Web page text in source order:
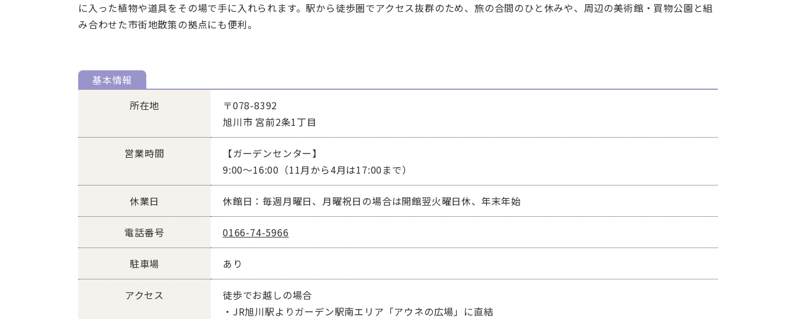
に入った植物や道具をその場で手に入れられます。駅から徒歩圏でアクセス抜群のため、旅の合間のひと休みや、周辺の美術館・買物公園と組
み合わせた市街地散策の拠点にも便利。
基本情報
所在地
〒078-8392
旭川市 宮前2条1丁目
営業時間
【ガーデンセンター】
9:00～16:00（11月から4月は17:00まで）
休業日 休館日：毎週月曜日、月曜祝日の場合は開館翌火曜日休、年末年始
電話番号 0166-74-5966
駐車場 あり
アクセス
徒歩でお越しの場合
・JR旭川駅よりガーデン駅南エリア「アウネの広場」に直結